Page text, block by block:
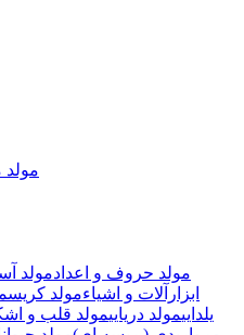
مولد حروف و اعدادمولد
ابزارآلات و اشیاءمولد
یلداییمولد دریاییمولد قلب و